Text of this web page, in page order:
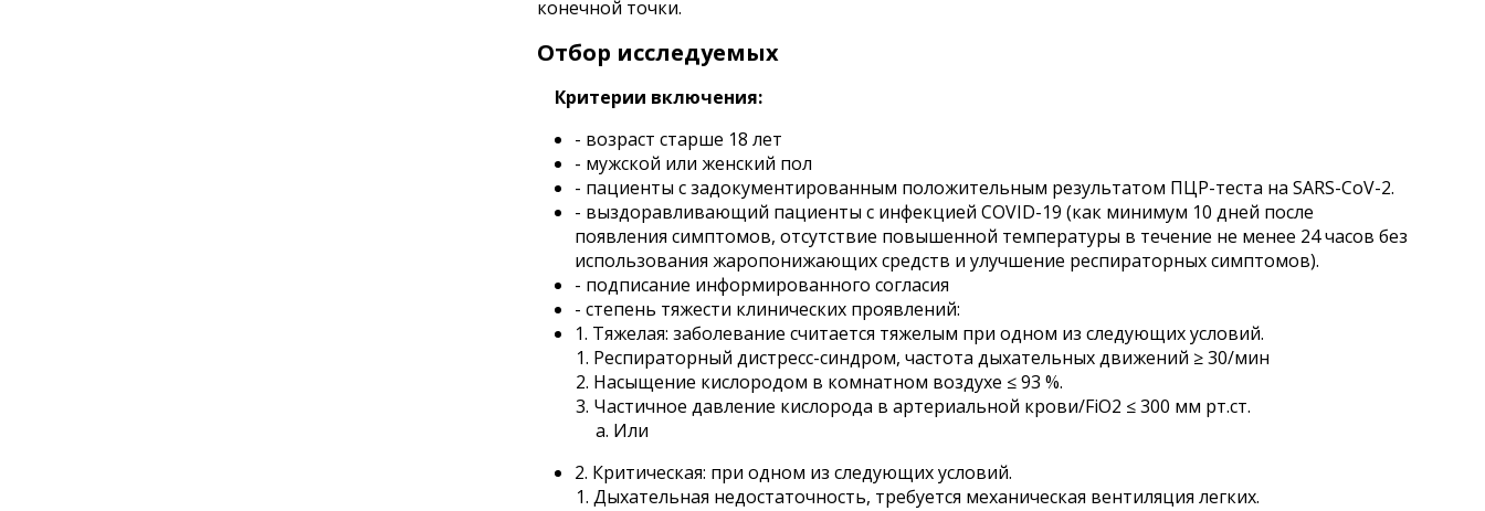
конечной точки.
Отбор исследуемых
Критерии включения:
- возраст старше 18 лет
- мужской или женский пол
- пациенты с задокументированным положительным результатом ПЦР-теста на SARS-CoV-2.
- выздоравливающий пациенты с инфекцией COVID-19 (как минимум 10 дней после
появления симптомов, отсутствие повышенной температуры в течение не менее 24 часов без
использования жаропонижающих средств и улучшение респираторных симптомов).
- подписание информированного согласия
- степень тяжести клинических проявлений:
1. Тяжелая: заболевание считается тяжелым при одном из следующих условий.
Респираторный дистресс-синдром, частота дыхательных движений ≥ 30/мин
Насыщение кислородом в комнатном воздухе ≤ 93 %.
Частичное давление кислорода в артериальной крови/FiO2 ≤ 300 мм рт.ст.
Или
2. Критическая: при одном из следующих условий.
Дыхательная недостаточность, требуется механическая вентиляция легких.